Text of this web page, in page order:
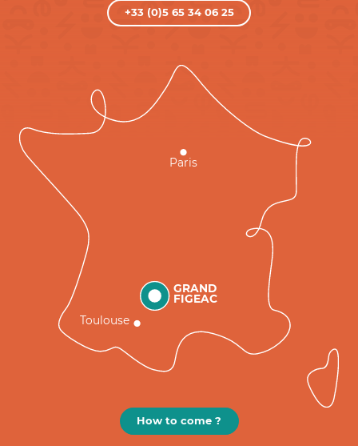
+33 (0)5 65 34 06 25
GRAND
FIGEAC
Toulouse
Paris
How to come ?